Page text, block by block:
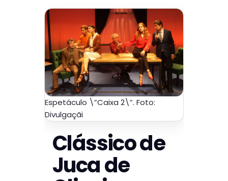
Espetáculo \”Caixa 2\”. Foto:
Divulgaçãi
Clássico de
Juca de